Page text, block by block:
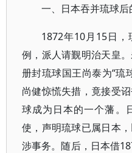
一、日本吞并琉球
1872年10月15日，
例，派人请觐明治天皇
册封琉球国王尚泰为“琉
尚健惊慌失措，竟接受
球成为日本的一个藩。
使，声明琉球已属日本
涉事务。随后，日本借